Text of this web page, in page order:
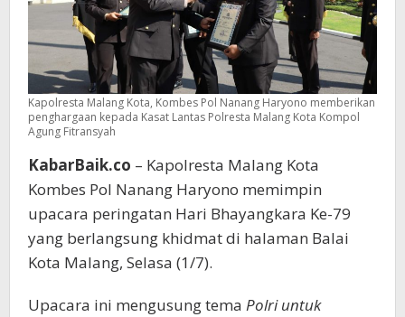
Kapolresta Malang Kota, Kombes Pol Nanang Haryono memberikan
penghargaan kepada Kasat Lantas Polresta Malang Kota Kompol
Agung Fitransyah
KabarBaik.co – Kapolresta Malang Kota
Kombes Pol Nanang Haryono memimpin
upacara peringatan Hari Bhayangkara Ke-79
yang berlangsung khidmat di halaman Balai
Kota Malang, Selasa (1/7).
Upacara ini mengusung tema Polri untuk